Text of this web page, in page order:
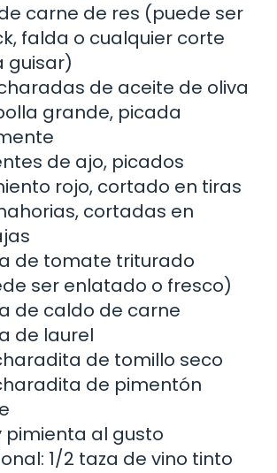
carne de res (puede ser
falda o cualquier corte
guisar)
de aceite de oliva
grande, picada
de ajo, picados
rojo, cortado en tiras
cortadas en
de tomate triturado
ser enlatado o fresco)
de caldo de carne
de laurel
de tomillo seco
de pimentón
pimienta al gusto
1/2 taza de vino tinto